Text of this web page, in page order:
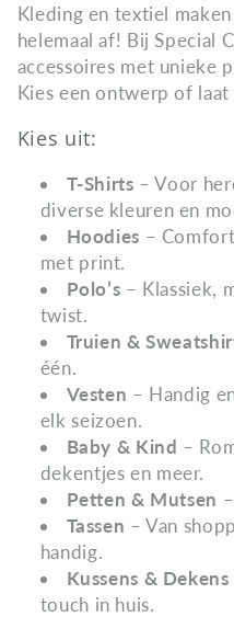
l
l
e
Kleding en textiel
helemaal af! Bij Special
accessoires met unieke
Kies een ontwerp of
Kies uit:
T-Shirts – Voor
diverse kleuren en
Hoodies –
met print.
Polo’s – Klassiek,
twist.
Truien &
één.
Vesten – Handig
elk seizoen.
Baby & Kind –
dekentjes en meer.
Petten & Mutsen
Tassen – Van
handig.
Kussens & Dekens
touch in huis.